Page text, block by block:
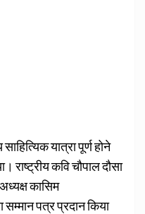
साहित्यिक यात्रा पूर्ण होने
राष्ट्रीय कवि चौपाल दौसा
कासिम
सम्मान पत्र प्रदान किया